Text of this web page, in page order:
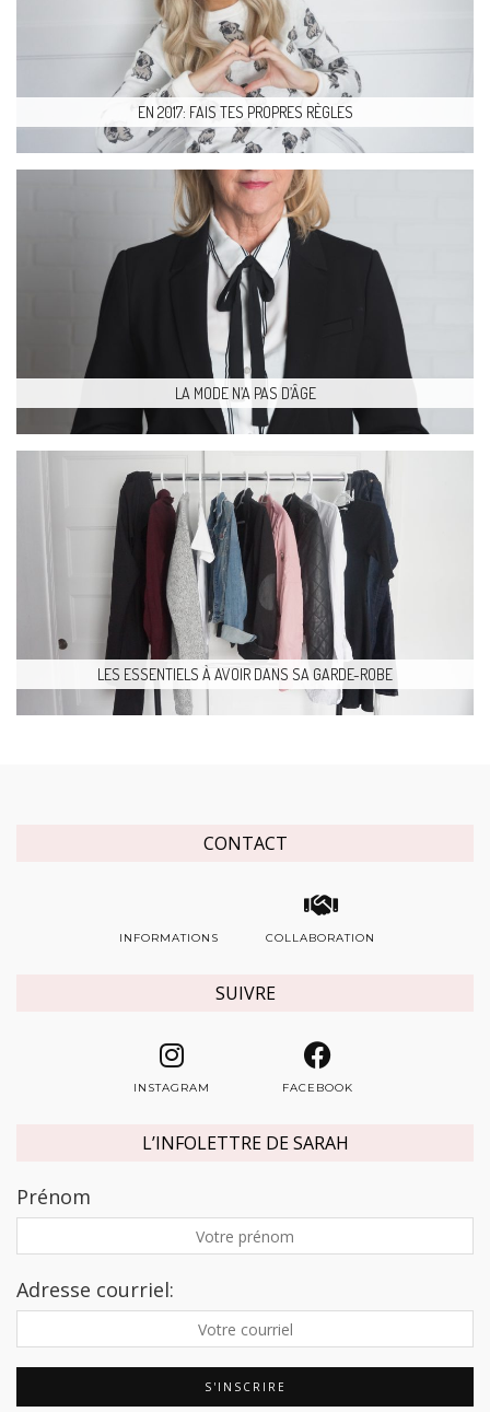
EN 2017: FAIS TES PROPRES RÈGLES
LA MODE N’A PAS D’ÂGE
LES ESSENTIELS À AVOIR DANS SA GARDE-ROBE
CONTACT
INFORMATIONS COLLABORATION
SUIVRE
INSTAGRAM FACEBOOK
L’INFOLETTRE DE SARAH
Prénom
Adresse courriel: